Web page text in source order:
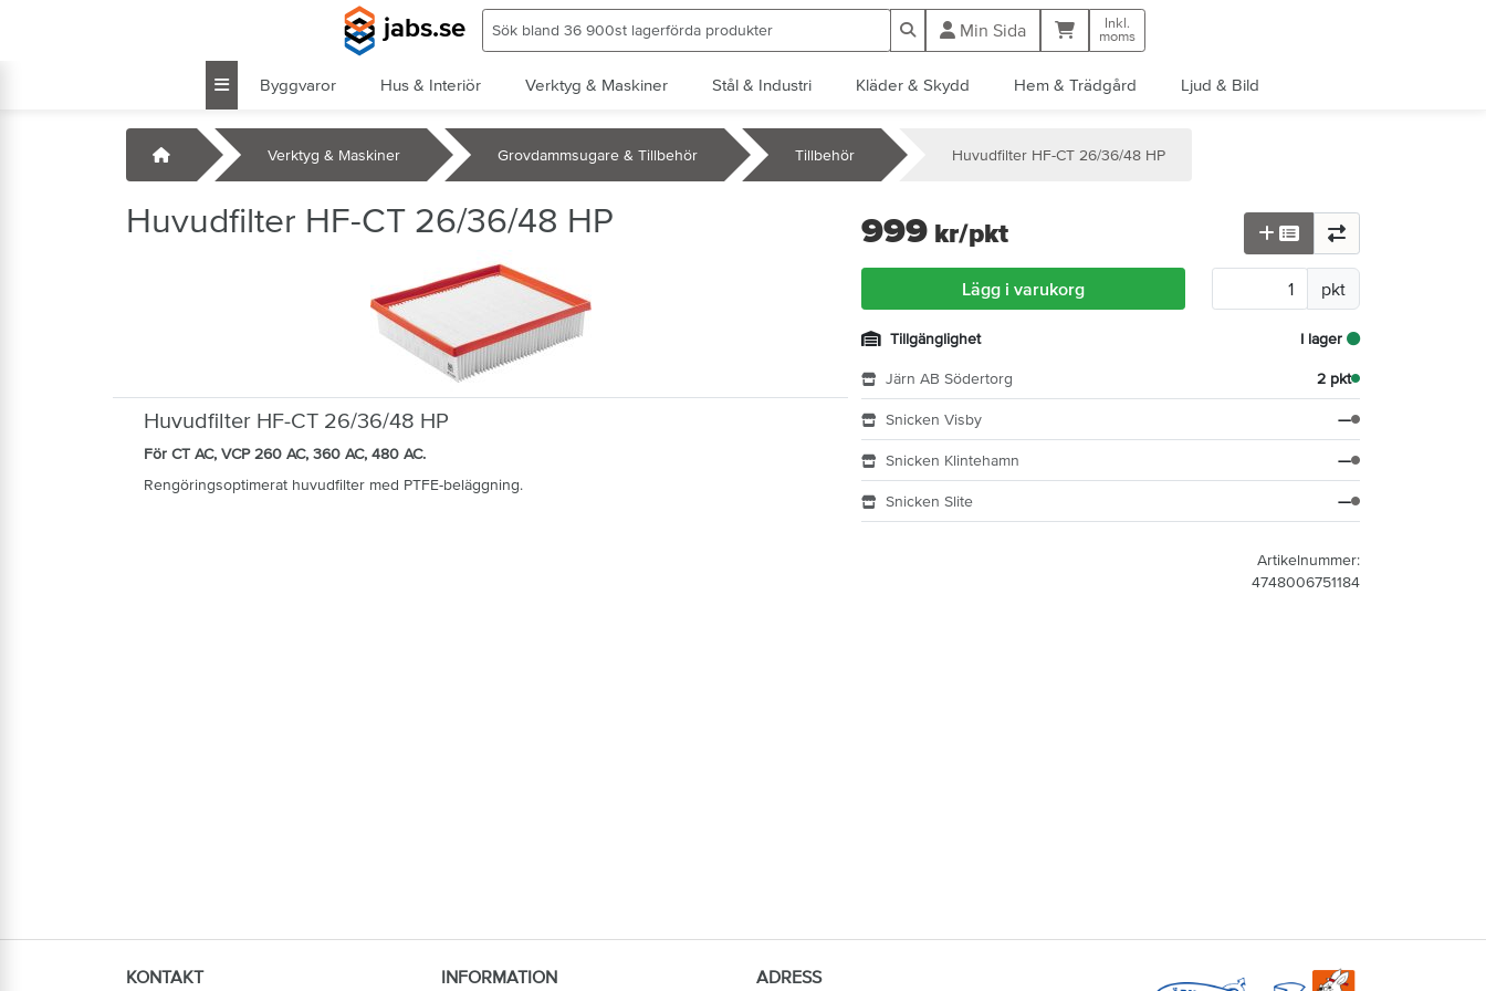
jabs.se Min Sida Kundvagn
Inkl.
moms
Byggvaror Hus & Interiör Verktyg & Maskiner Stål & Industri Kläder & Skydd Hem & Trädgård Ljud & Bild
Startsida Verktyg & Maskiner Grovdammsugare & Tillbehör Tillbehör Huvudfilter HF-CT 26/36/48 HP
Huvudfilter HF-CT 26/36/48 HP
Huvudfilter HF-CT 26/36/48 HP
För CT AC, VCP 260 AC, 360 AC, 480 AC.
Rengöringsoptimerat huvudfilter med PTFE-beläggning.
999 kr/pkt
Lägg i varukorg pkt
Tillgänglighet I lager
Järn AB Södertorg 2 pkt
Snicken Visby —
Snicken Klintehamn —
Snicken Slite —
Artikelnummer:
4748006751184
KONTAKT INFORMATION ADRESS